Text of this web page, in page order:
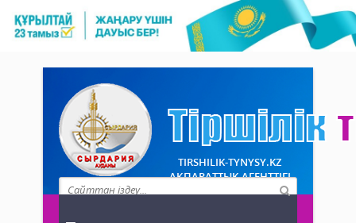
TIRSHILIK-TYNYSY.KZ
АҚПАРАТТЫҚ АГЕНТТІГІ